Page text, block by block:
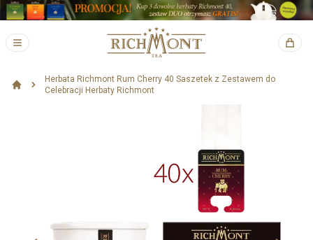
Herbata Richmont Rum Cherry 40 Saszetek z Zestawem do
Celebracji Herbaty Richmont